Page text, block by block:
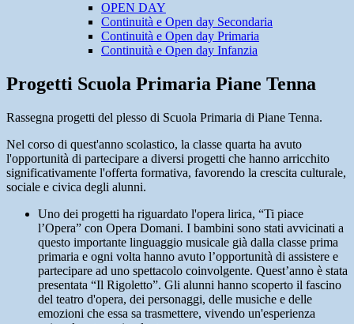
OPEN DAY
Continuità e Open day Secondaria
Continuità e Open day Primaria
Continuità e Open day Infanzia
Progetti Scuola Primaria Piane Tenna
Rassegna progetti del plesso di Scuola Primaria di Piane Tenna.
Nel corso di quest'anno scolastico, la classe quarta ha avuto
l'opportunità di partecipare a diversi progetti che hanno arricchito
significativamente l'offerta formativa, favorendo la crescita culturale,
sociale e civica degli alunni.
Uno dei progetti ha riguardato l'opera lirica, “Ti piace
l’Opera” con Opera Domani. I bambini sono stati avvicinati a
questo importante linguaggio musicale già dalla classe prima
primaria e ogni volta hanno avuto l’opportunità di assistere e
partecipare ad uno spettacolo coinvolgente. Quest’anno è stata
presentata “Il Rigoletto”. Gli alunni hanno scoperto il fascino
del teatro d'opera, dei personaggi, delle musiche e delle
emozioni che essa sa trasmettere, vivendo un'esperienza